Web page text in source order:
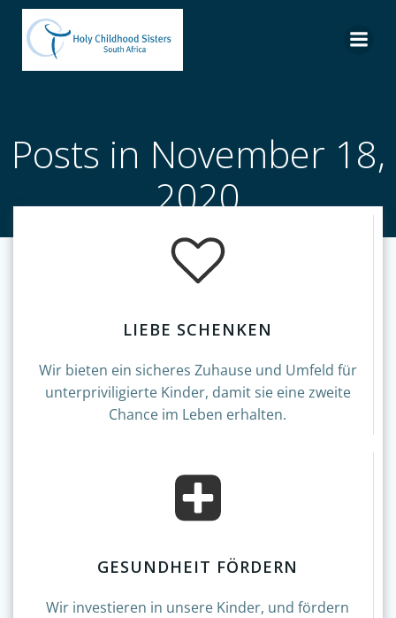
Posts in November 18,
2020
LIEBE SCHENKEN
Wir bieten ein sicheres Zuhause und Umfeld für
unterpriviligierte Kinder, damit sie eine zweite
Chance im Leben erhalten.
GESUNDHEIT FÖRDERN
Wir investieren in unsere Kinder, und fördern